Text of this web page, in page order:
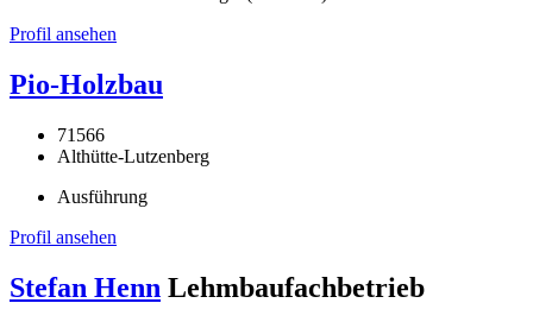
Profil ansehen
Pio-Holzbau
71566
Althütte-Lutzenberg
Ausführung
Profil ansehen
Stefan Henn Lehmbaufachbetrieb